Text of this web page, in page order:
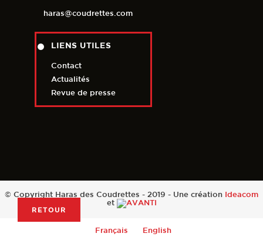
RETOUR
haras@coudrettes.com
LIENS UTILES
Contact
Actualités
Revue de presse
© Copyright Haras des Coudrettes - 2019 - Une création Ideacom
et
Français English